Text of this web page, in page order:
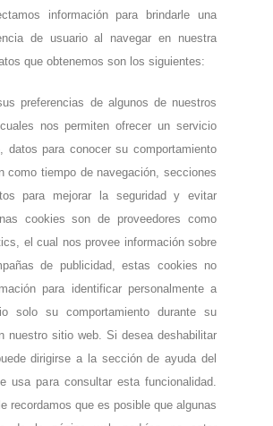
información para brindarle una
de usuario al navegar en nuestra
que obtenemos son los siguientes:
preferencias de algunos de nuestros
nos permiten ofrecer un servicio
datos para conocer su comportamiento
como tiempo de navegación, secciones
para mejorar la seguridad y evitar
cookies son de proveedores como
el cual nos provee información sobre
de publicidad, estas cookies no
para identificar personalmente a
solo su comportamiento durante su
nuestro sitio web. Si desea deshabilitar
dirigirse a la sección de ayuda del
usa para consultar esta funcionalidad.
recordamos que es posible que algunas